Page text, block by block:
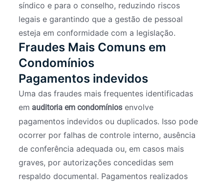
síndico e para o conselho, reduzindo riscos
legais e garantindo que a gestão de pessoal
esteja em conformidade com a legislação.
Fraudes Mais Comuns em
Condomínios
Pagamentos indevidos
Uma das fraudes mais frequentes identificadas
em auditoria em condomínios envolve
pagamentos indevidos ou duplicados. Isso pode
ocorrer por falhas de controle interno, ausência
de conferência adequada ou, em casos mais
graves, por autorizações concedidas sem
respaldo documental. Pagamentos realizados